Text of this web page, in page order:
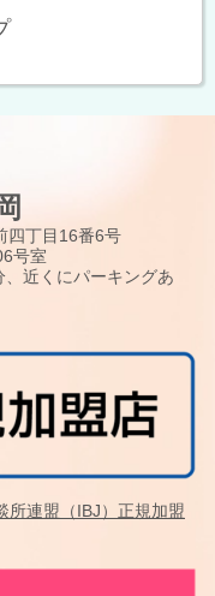
四丁目16番6号
号室
近くにパーキングあ
所連盟（IBJ）正規加盟